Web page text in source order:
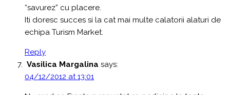
“savurez” cu placere.
Iti doresc succes si la cat mai multe calatorii alaturi de
echipa Turism Market.
Reply
Vasilica Margalina says:
04/12/2012 at 13:01